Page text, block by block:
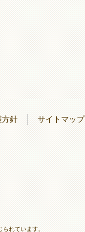
方針 サイトマップ
れています。